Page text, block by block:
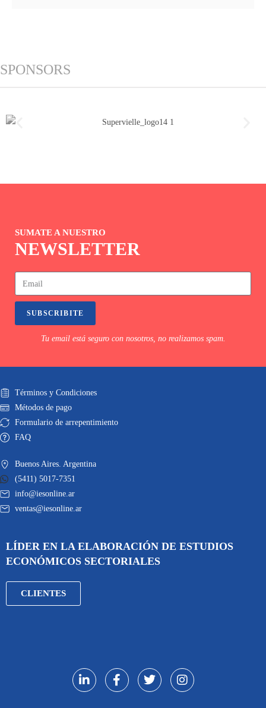
SPONSORS
SUMATE A NUESTRO
NEWSLETTER
SUBSCRIBITE
Tu email está seguro con nosotros, no realizamos spam.
Términos y Condiciones
Métodos de pago
Formulario de arrepentimiento
FAQ
Buenos Aires. Argentina
(5411) 5017-7351
info@iesonline.ar
ventas@iesonline.ar
LÍDER EN LA ELABORACIÓN DE ESTUDIOS
ECONÓMICOS SECTORIALES
CLIENTES